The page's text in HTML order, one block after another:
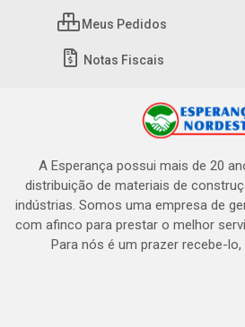
Meus Pedidos
Notas Fiscais
A Esperança possui mais de 20
distribuição de materiais de
indústrias. Somos uma empresa de
com afinco para prestar o melhor
Para nós é um prazer recebe-